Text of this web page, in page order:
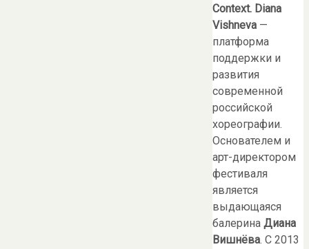
Context. Diana
Vishneva —
платформа
поддержки и
развития
современной
российской
хореографии.
Основателем и
арт-директором
фестиваля
является
выдающаяся
балерина Диана
Вишнёва. С 2013